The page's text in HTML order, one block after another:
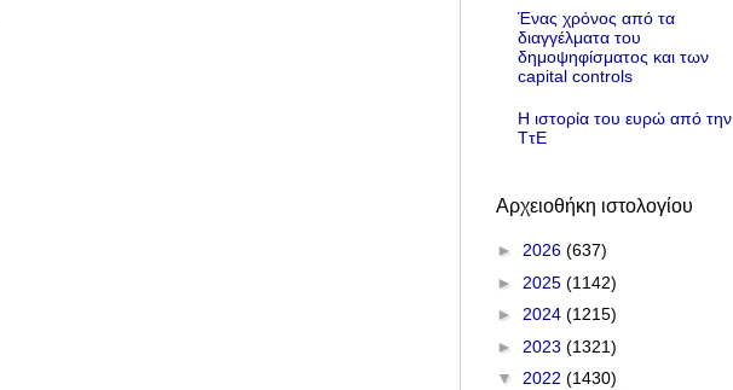
Ένας χρόνος από τα
διαγγέλματα του
δημοψηφίσματος και των
capital controls
Η ιστορία του ευρώ από την
ΤτΕ
Αρχειοθήκη ιστολογίου
► 2026 (637)
► 2025 (1142)
► 2024 (1215)
► 2023 (1321)
▼ 2022 (1430)